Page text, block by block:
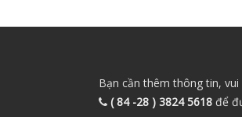
Bạn cần thêm thông tin, vui
( 84 -28 ) 3824 5618 để